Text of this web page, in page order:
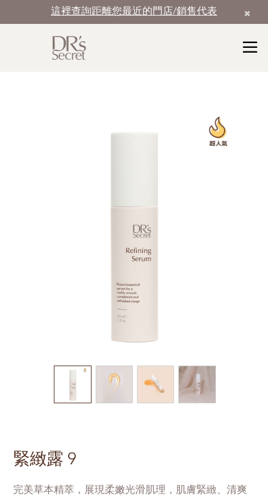
這裡查詢距離您最近的門店/銷售代表
緊緻露 9
完美草本精萃，展現柔嫩光滑肌理，肌膚緊緻、清爽